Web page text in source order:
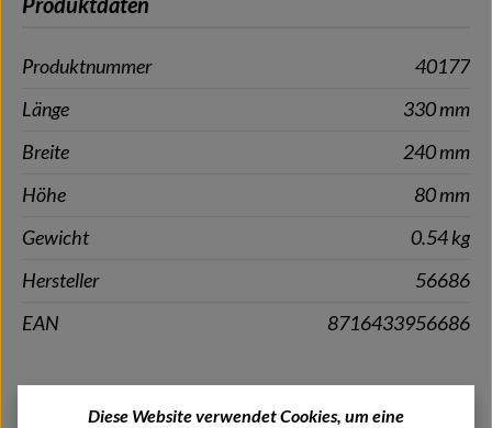
Produktnummer
40177
Länge
330 mm
Breite
240 mm
Höhe
80 mm
Gewicht
0.54 kg
Hersteller
56686
EAN
8716433956686
Diese Website verwendet Cookies, um eine